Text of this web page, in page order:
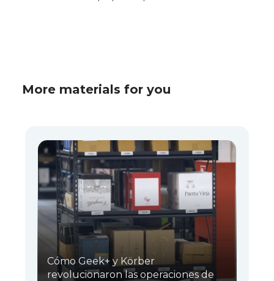
More materials for you
Cómo Geek+ y Körber
revolucionaron las operaciones de